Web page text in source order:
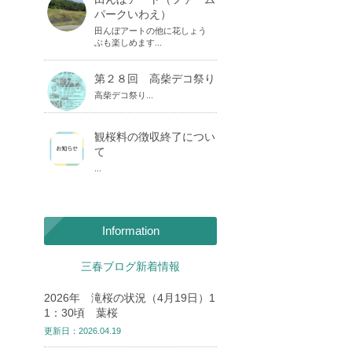
パークいわえ）
田んぼアートの他に花しょう
ぶも楽しめます...
第２８回 高柴デコ祭り
高柴デコ祭り...
観桜料の徴収終了につい
て
Information
三春ブログ新着情報
2026年 滝桜の状況（4月19日）1
1：30頃 葉桜
更新日：2026.04.19